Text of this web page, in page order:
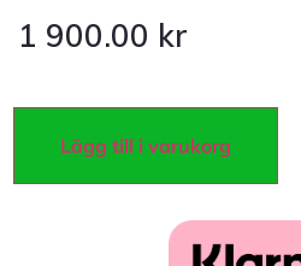
1 900.00 kr
Lägg till i varukorg